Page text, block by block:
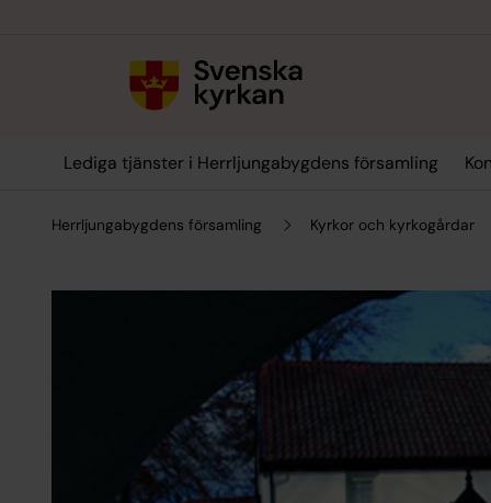
Lediga tjänster i Herrljungabygdens församling
Herrljungabygdens församling Kyrkor och kyrkogårdar